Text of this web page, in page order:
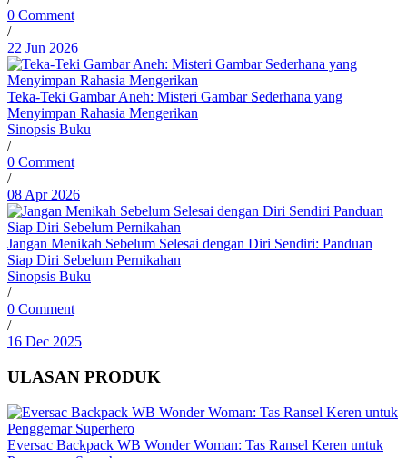
0 Comment
/
22 Jun 2026
Teka-Teki Gambar Aneh: Misteri Gambar Sederhana yang
Menyimpan Rahasia Mengerikan
Sinopsis Buku
/
0 Comment
/
08 Apr 2026
Jangan Menikah Sebelum Selesai dengan Diri Sendiri: Panduan
Siap Diri Sebelum Pernikahan
Sinopsis Buku
/
0 Comment
/
16 Dec 2025
ULASAN PRODUK
Eversac Backpack WB Wonder Woman: Tas Ransel Keren untuk